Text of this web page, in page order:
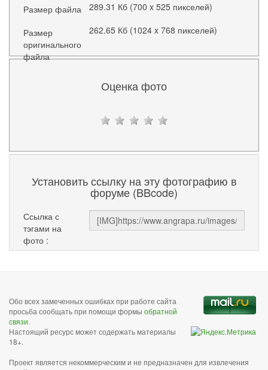
Размер файла
289.31 Кб (700 x 525 пикселей)
Размер
оригинального
файла
262.65 Кб (1024 x 768 пикселей)
Оценка фото
Установить ссылку на эту фотографию в
форуме (BBcode)
Ссылка с
тэгами на
фото :
Обо всех замеченных ошибках при работе сайта
просьба сообщать при помощи формы обратной
связи.
Настоящий ресурс может содержать материалы
18+.
Проект является некоммерческим и не предназначен для извлечения